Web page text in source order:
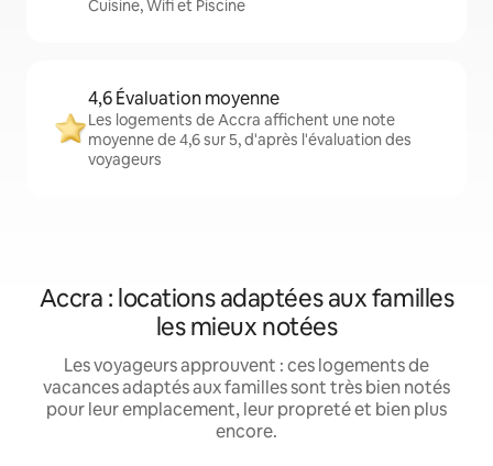
Cuisine, Wifi et Piscine
4,6 Évaluation moyenne
Les logements de Accra affichent une note
moyenne de 4,6 sur 5, d'après l'évaluation des
voyageurs
Accra : locations adaptées aux familles
les mieux notées
Les voyageurs approuvent : ces logements de
vacances adaptés aux familles sont très bien notés
pour leur emplacement, leur propreté et bien plus
encore.